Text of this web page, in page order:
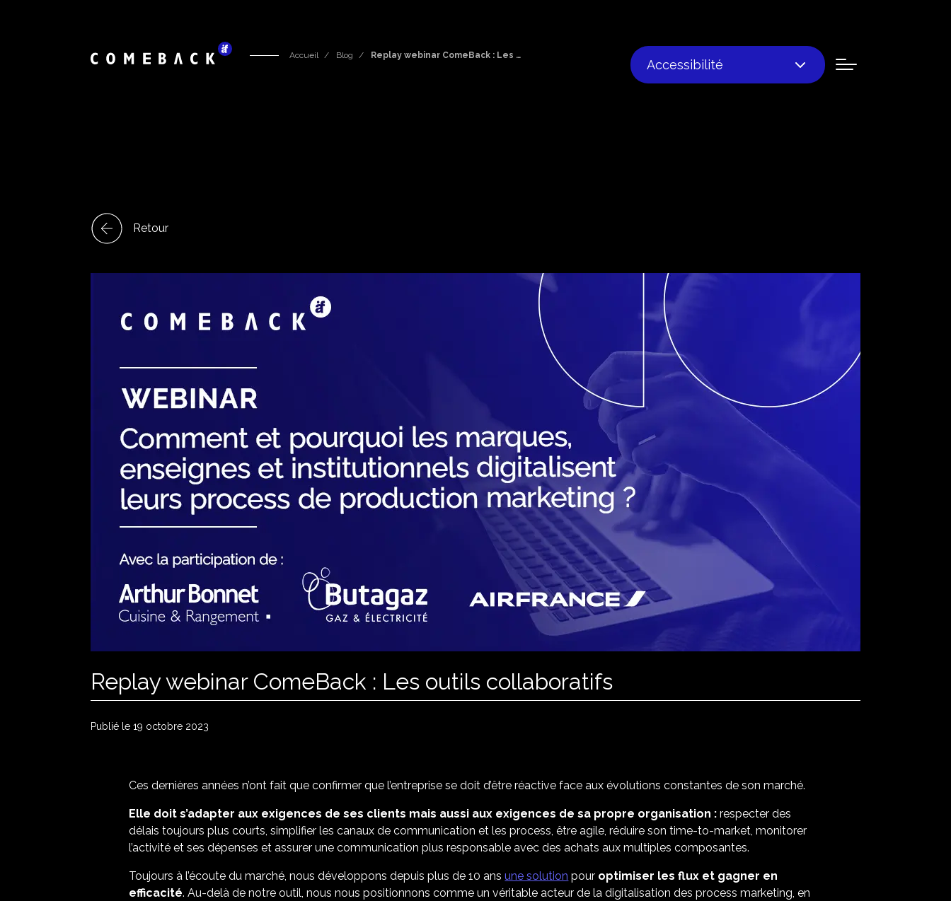
Accueil Blog Replay webinar ComeBack : Les …
Retour
Replay webinar ComeBack : Les outils collaboratifs
Publié le 19 octobre 2023
Ces dernières années n’ont fait que confirmer que l’entreprise se doit d’être réactive face aux évolutions constantes de son marché.
Elle doit s’adapter aux exigences de ses clients mais aussi aux exigences de sa propre organisation : respecter des
délais toujours plus courts, simplifier les canaux de communication et les process, être agile, réduire son time-to-market, monitorer
l’activité et ses dépenses et assurer une communication plus responsable avec des achats aux multiples composantes.
Toujours à l’écoute du marché, nous développons depuis plus de 10 ansune solution pour optimiser les flux et gagner en
efficacité. Au-delà de notre outil, nous nous positionnons comme un véritable acteur de la digitalisation des process marketing, en
Accessibilité